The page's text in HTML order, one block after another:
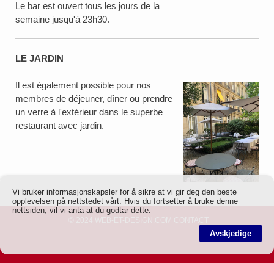
Le bar est ouvert tous les jours de la
semaine jusqu'à 23h30.
LE JARDIN
Il est également possible pour nos
membres de déjeuner, dîner ou prendre
un verre à l'extérieur dans le superbe
restaurant avec jardin.
Vi bruker informasjonskapsler for å sikre at vi gir deg den beste
opplevelsen på nettstedet vårt. Hvis du fortsetter å bruke denne
nettsiden, vil vi anta at du godtar dette.
Avskjedige